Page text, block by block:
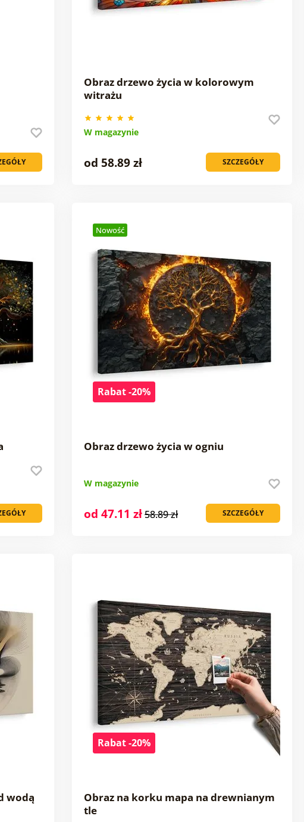
Obraz drzewo życia w kolorowym
witrażu
W magazynie
SZCZEGÓŁY
od 58.89 zł
Nowość
Rabat -20%
Obraz drzewo życia w ogniu
W magazynie
SZCZEGÓŁY
od 47.11 zł58.89 zł
wodą
Rabat -20%
Obraz na korku mapa na drewnianym
tle